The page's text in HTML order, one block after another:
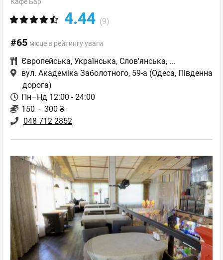
Кафе Бар
4.44 (9)
#65 місце в рейтингу уваги
Європейська, Українська, Слов'янська, ...
вул. Академіка Заболотного, 59-а (Одеса, Південна
дорога)
Пн–Нд 12:00 - 24:00
150 – 300 ₴
048 712 2852